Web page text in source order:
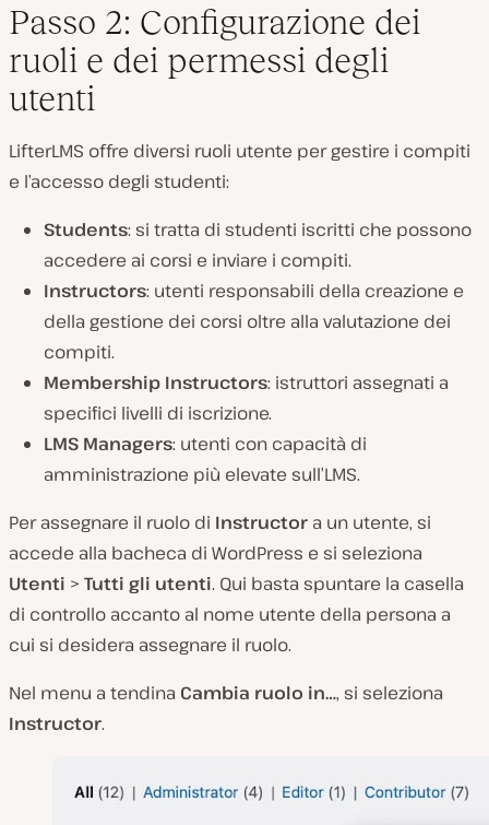
Passo 2: Configurazione dei
ruoli e dei permessi degli
utenti
LifterLMS offre diversi ruoli utente per gestire i compiti
e l’accesso degli studenti:
Students: si tratta di studenti iscritti che possono
accedere ai corsi e inviare i compiti.
Instructors: utenti responsabili della creazione e
della gestione dei corsi oltre alla valutazione dei
compiti.
Membership Instructors: istruttori assegnati a
specifici livelli di iscrizione.
LMS Managers: utenti con capacità di
amministrazione più elevate sull’LMS.
Per assegnare il ruolo di Instructor a un utente, si
accede alla bacheca di WordPress e si seleziona
Utenti >Tutti gli utenti. Qui basta spuntare la casella
di controllo accanto al nome utente della persona a
cui si desidera assegnare il ruolo.
Nel menu a tendina Cambia ruolo in…, si seleziona
Instructor.